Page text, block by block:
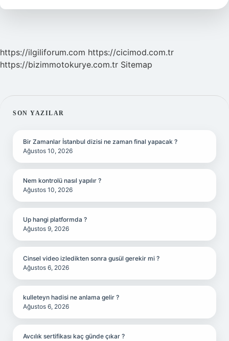
Mi
https://ilgiliforum.com https://cicimod.com.tr
https://bizimmotokurye.com.tr Sitemap
SIDEBAR
SON YAZILAR
Bir Zamanlar İstanbul dizisi ne zaman final yapacak ?
Ağustos 10, 2026
Nem kontrolü nasıl yapılır ?
Ağustos 10, 2026
Up hangi platformda ?
Ağustos 9, 2026
Cinsel video izledikten sonra gusül gerekir mi ?
Ağustos 6, 2026
kulleteyn hadisi ne anlama gelir ?
Ağustos 6, 2026
Avcılık sertifikası kaç günde çıkar ?